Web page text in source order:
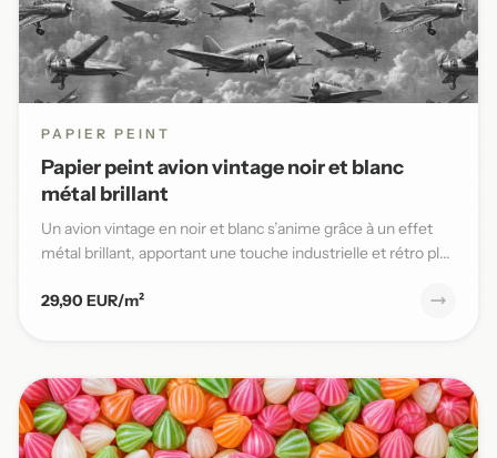
PAPIER PEINT
Papier peint avion vintage noir et blanc
métal brillant
Un avion vintage en noir et blanc s’anime grâce à un effet
métal brillant, apportant une touche industrielle et rétro pl...
29,90 EUR/m²